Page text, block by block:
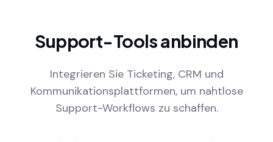
Support-Tools anbinden
Integrieren Sie Ticketing, CRM und
Kommunikationsplattformen, um nahtlose
Support-Workflows zu schaffen.